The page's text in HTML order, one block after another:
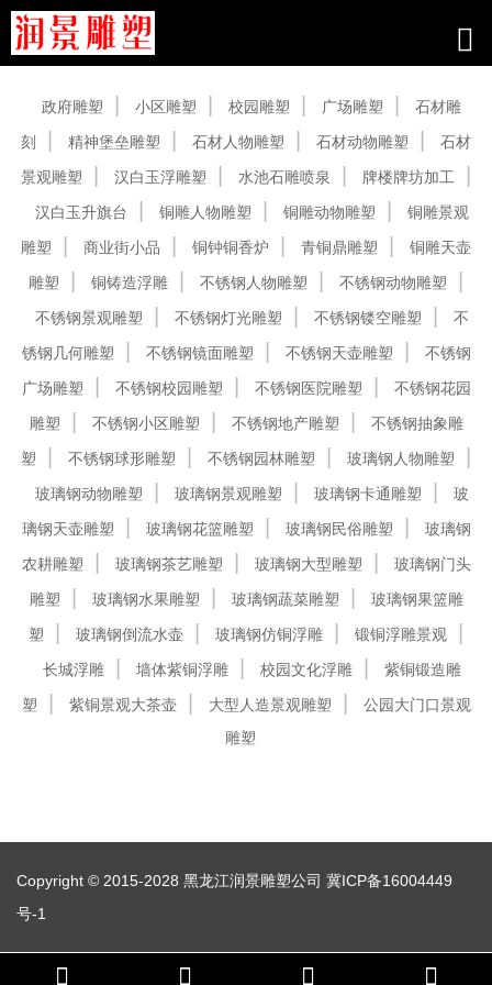
政府雕塑 小区雕塑 校园雕塑 广场雕塑
石材雕
刻
精神堡垒雕塑 石材人物雕塑 石材动物雕塑
石材
景观雕塑
汉白玉浮雕塑 水池石雕喷泉
牌楼牌坊加工
汉白玉升旗台
铜雕人物雕塑 铜雕动物雕塑
铜雕景观
雕塑
商业街小品 铜钟铜香炉 青铜鼎雕塑
铜雕天壶
雕塑
铜铸造浮雕 不锈钢人物雕塑
不锈钢动物雕塑
不锈钢景观雕塑
不锈钢灯光雕塑 不锈钢镂空雕塑
不
锈钢几何雕塑
不锈钢镜面雕塑 不锈钢天壶雕塑
不锈钢
广场雕塑
不锈钢校园雕塑 不锈钢医院雕塑
不锈钢花园
雕塑
不锈钢小区雕塑 不锈钢地产雕塑
不锈钢抽象雕
塑
不锈钢球形雕塑 不锈钢园林雕塑
玻璃钢人物雕塑
玻璃钢动物雕塑
玻璃钢景观雕塑 玻璃钢卡通雕塑
玻
璃钢天壶雕塑
玻璃钢花篮雕塑 玻璃钢民俗雕塑
玻璃钢
农耕雕塑
玻璃钢茶艺雕塑 玻璃钢大型雕塑
玻璃钢门头
雕塑
玻璃钢水果雕塑 玻璃钢蔬菜雕塑
玻璃钢果篮雕
塑
玻璃钢倒流水壶 玻璃钢仿铜浮雕
锻铜浮雕景观
长城浮雕
墙体紫铜浮雕 校园文化浮雕
紫铜锻造雕
塑
紫铜景观大茶壶 大型人造景观雕塑
公园大门口景观
雕塑
Copyright © 2015-2028 黑龙江润景雕塑公司 冀ICP备16004449
号-1